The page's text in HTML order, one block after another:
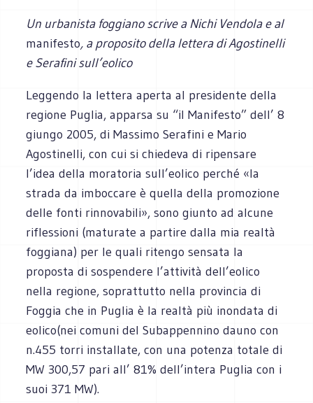
Un urbanista foggiano scrive a Nichi Vendola e al
manifesto, a proposito della lettera di Agostinelli
e Serafini sull’eolico
Leggendo la lettera aperta al presidente della
regione Puglia, apparsa su “il Manifesto” dell’ 8
giungo 2005, di Massimo Serafini e Mario
Agostinelli, con cui si chiedeva di ripensare
l’idea della moratoria sull’eolico perché «la
strada da imboccare è quella della promozione
delle fonti rinnovabili», sono giunto ad alcune
riflessioni (maturate a partire dalla mia realtà
foggiana) per le quali ritengo sensata la
proposta di sospendere l’attività dell’eolico
nella regione, soprattutto nella provincia di
Foggia che in Puglia è la realtà più inondata di
eolico(nei comuni del Subappennino dauno con
n.455 torri installate, con una potenza totale di
MW 300,57 pari all’ 81% dell’intera Puglia con i
suoi 371 MW).